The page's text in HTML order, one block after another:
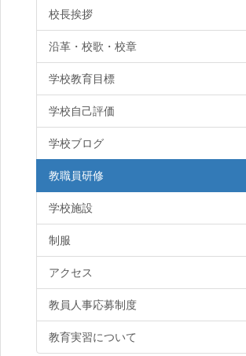
校長挨拶
沿革・校歌・校章
学校教育目標
学校自己評価
学校ブログ
教職員研修
学校施設
制服
アクセス
教員人事応募制度
教育実習について